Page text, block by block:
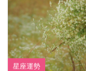
星座運勢